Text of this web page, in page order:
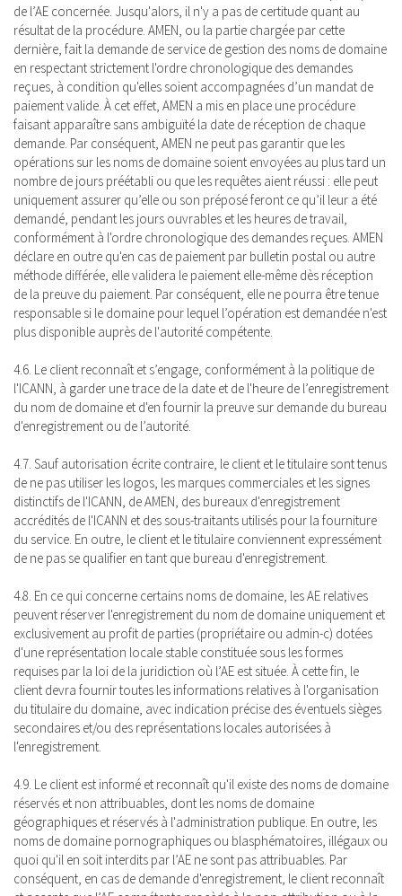
de l’AE concernée. Jusqu'alors, il n'y a pas de certitude quant au
résultat de la procédure. AMEN, ou la partie chargée par cette
dernière, fait la demande de service de gestion des noms de domaine
en respectant strictement l'ordre chronologique des demandes
reçues, à condition qu'elles soient accompagnées d’un mandat de
paiement valide. À cet effet, AMEN a mis en place une procédure
faisant apparaître sans ambiguïté la date de réception de chaque
demande. Par conséquent, AMEN ne peut pas garantir que les
opérations sur les noms de domaine soient envoyées au plus tard un
nombre de jours préétabli ou que les requêtes aient réussi : elle peut
uniquement assurer qu’elle ou son préposé feront ce qu’il leur a été
demandé, pendant les jours ouvrables et les heures de travail,
conformément à l'ordre chronologique des demandes reçues. AMEN
déclare en outre qu'en cas de paiement par bulletin postal ou autre
méthode différée, elle validera le paiement elle-même dès réception
de la preuve du paiement. Par conséquent, elle ne pourra être tenue
responsable si le domaine pour lequel l’opération est demandée n'est
plus disponible auprès de l'autorité compétente.
4.6. Le client reconnaît et s’engage, conformément à la politique de
l'ICANN, à garder une trace de la date et de l'heure de l’enregistrement
du nom de domaine et d'en fournir la preuve sur demande du bureau
d'enregistrement ou de l’autorité.
4.7. Sauf autorisation écrite contraire, le client et le titulaire sont tenus
de ne pas utiliser les logos, les marques commerciales et les signes
distinctifs de l'ICANN, de AMEN, des bureaux d'enregistrement
accrédités de l'ICANN et des sous-traitants utilisés pour la fourniture
du service. En outre, le client et le titulaire conviennent expressément
de ne pas se qualifier en tant que bureau d'enregistrement.
4.8. En ce qui concerne certains noms de domaine, les AE relatives
peuvent réserver l'enregistrement du nom de domaine uniquement et
exclusivement au profit de parties (propriétaire ou admin-c) dotées
d'une représentation locale stable constituée sous les formes
requises par la loi de la juridiction où l’AE est située. À cette fin, le
client devra fournir toutes les informations relatives à l'organisation
du titulaire du domaine, avec indication précise des éventuels sièges
secondaires et/ou des représentations locales autorisées à
l'enregistrement.
4.9. Le client est informé et reconnaît qu'il existe des noms de domaine
réservés et non attribuables, dont les noms de domaine
géographiques et réservés à l'administration publique. En outre, les
noms de domaine pornographiques ou blasphématoires, illégaux ou
quoi qu'il en soit interdits par l’AE ne sont pas attribuables. Par
conséquent, en cas de demande d'enregistrement, le client reconnaît